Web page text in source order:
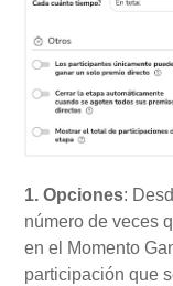
1. Opciones:
número de veces
en el Momento
participación que